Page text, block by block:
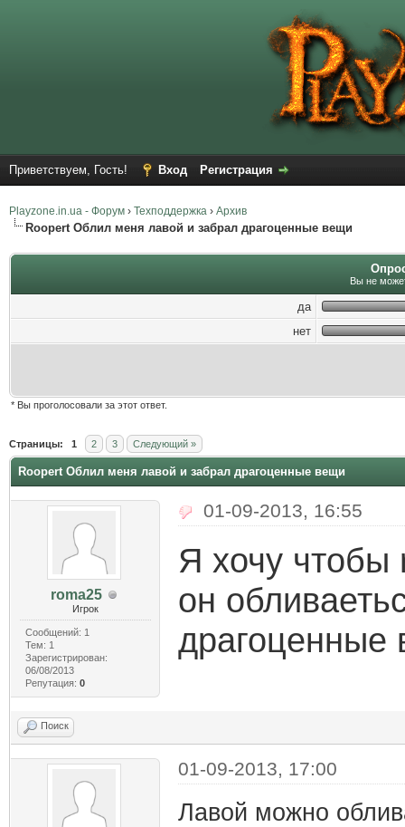
Приветствуем, Гость! Вход Регистрация
Playzone.in.ua - Форум › Техподдержка › Архив
Roopert Облил меня лавой и забрал драгоценные вещи
Вы не
да
нет
* Вы проголосовали за этот ответ.
Страницы: 1 2 3 Следующий »
Roopert Облил меня лавой и забрал драгоценные вещи
roma25
Игрок
Сообщений: 1
Тем: 1
Зарегистрирован:
06/08/2013
Репутация: 0
01-09-2013, 16:55
Я хочу чтобы
он
Поиск
01-09-2013, 17:00
Лавой можно